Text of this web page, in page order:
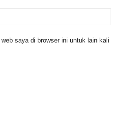
saya di browser ini untuk lain kali